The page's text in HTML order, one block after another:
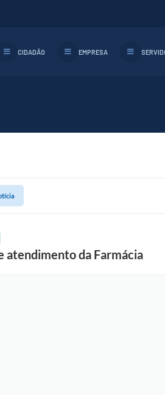
CIDADÃO EMPRESA
atendimento da Farmácia